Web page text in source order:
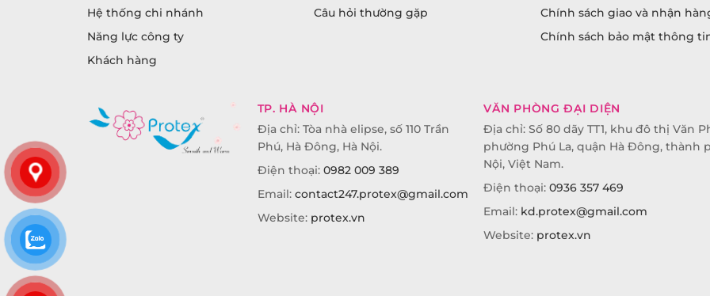
Hệ thống chi nhánh
Năng lực công ty
Khách hàng
Câu hỏi thường gặp
Chính sách giao và nhận
Chính sách bảo mật thông
TP. HÀ NỘI
Địa chỉ: Tòa nhà elipse, số 110 Trần
Phú, Hà Đông, Hà Nội.
Điện thoại: 0982 009 389
Email: contact247.protex@gmail.com
Website: protex.vn
VĂN PHÒNG ĐẠI DIỆN
Địa chỉ: Số 80 dãy TT1, khu đô thị Văn
phường Phú La, quận Hà Đông, thành
Nội, Việt Nam.
Điện thoại:0936 357 469
Email: kd.protex@gmail.com
Website: protex.vn